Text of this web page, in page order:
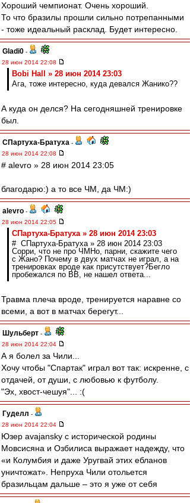
Хороший чемпионат. Очень хороший.
То что бразилы прошли сильно потрепанными
- тоже идеальный расклад. Будет интересно.
Gladi0 -
28 июн 2014 22:08
Bobi Hall » 28 июн 2014 23:03
Ага, тоже интересно, куда девался Жанико??
А куда он делся? На сегодняшней тренировке
был.
СПартуха-Братуха -
28 июн 2014 22:08
# alevro » 28 июн 2014 23:05
благодарю:) а то все ЧМ, да ЧМ:)
alevro -
28 июн 2014 22:05
СПартуха-Братуха » 28 июн 2014 23:03
# СПартуха-Братуха » 28 июн 2014 23:03
Сорри, что не про ЧМНо, парни, скажите чего
с Жано? Почему в двух матчах не играл, а на
тренировках вроде как присутствует?Бегло
пробежался по ВВ, не нашел ответа...
Травма плеча вроде, тренируется наравне со
всеми, а вот в матчах берегут...
Шульберт -
28 июн 2014 22:04
А я болел за Чили...
Хочу чтобы "Спартак" играл вот так: искренне, с
отдачей, от души, с любовью к футболу.
"Эх, хвост-чешуя"... :(
Гуделл -
28 июн 2014 22:04
Юзер avajansky с исторической родины
Мовсисяна и Озбилиса выражает надежду, что
«и Колумбия и даже Уругвай этих ебланов
уничтожат». Непруха Чили отольется
бразильцам дальше – это я уже от себя